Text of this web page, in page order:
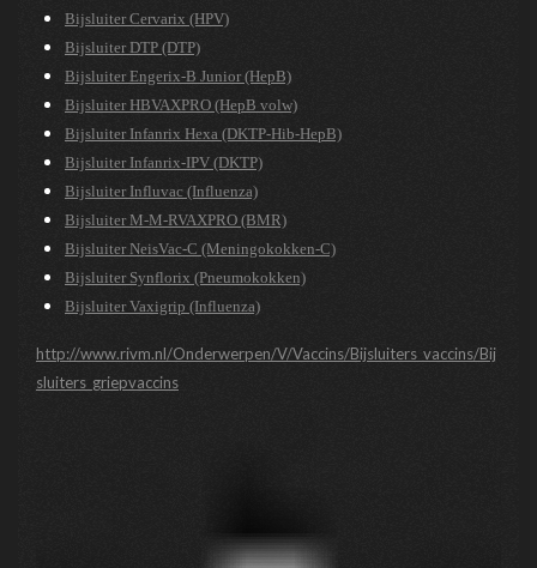
Bijsluiter Cervarix (HPV)
Bijsluiter DTP (DTP)
Bijsluiter Engerix-B Junior (HepB)
Bijsluiter HBVAXPRO (HepB volw)
Bijsluiter Infanrix Hexa (DKTP-Hib-HepB)
Bijsluiter Infanrix-IPV (DKTP)
Bijsluiter Influvac (Influenza)
Bijsluiter M-M-RVAXPRO (BMR)
Bijsluiter NeisVac-C (Meningokokken-C)
Bijsluiter Synflorix (Pneumokokken)
Bijsluiter Vaxigrip (Influenza)
http://www.rivm.nl/Onderwerpen/V/Vaccins/Bijsluiters_vaccins/Bij
sluiters_griepvaccins